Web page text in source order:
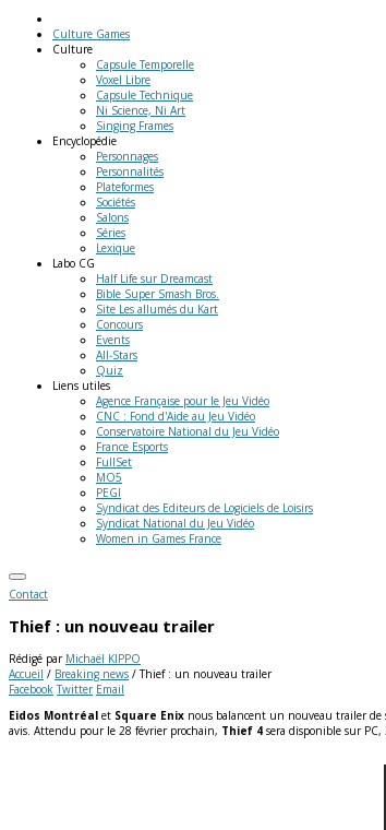
Culture Games
Culture
Capsule Temporelle
Voxel Libre
Capsule Technique
Ni Science, Ni Art
Singing Frames
Encyclopédie
Personnages
Personnalités
Plateformes
Sociétés
Salons
Séries
Lexique
Labo CG
Half Life sur Dreamcast
Bible Super Smash Bros.
Site Les allumés du Kart
Concours
Events
All-Stars
Quiz
Liens utiles
Agence Française pour le Jeu Vidéo
CNC : Fond d'Aide au Jeu Vidéo
Conservatoire National du Jeu Vidéo
France Esports
FullSet
MO5
PEGI
Syndicat des Editeurs de Logiciels de Loisirs
Syndicat National du Jeu Vidéo
Women in Games France
Contact
Thief : un nouveau trailer
Rédigé par Michaël KIPPO
Accueil / Breaking news / Thief : un nouveau trailer
Facebook Twitter Email
Eidos Montréal et Square Enix nous balancent un nouveau trailer de
avis. Attendu pour le 28 février prochain, Thief 4 sera disponible sur